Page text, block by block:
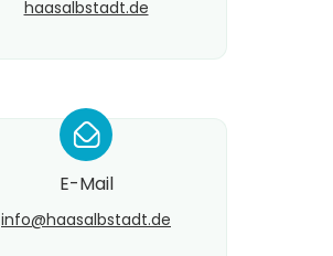
haasalbstadt.de
*
E-Mail
info@​haasalbstadt.de